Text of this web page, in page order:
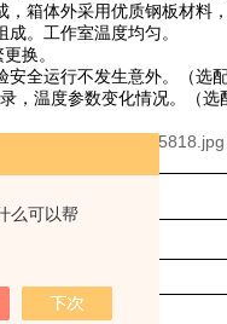
么可以帮
箱体外采用优质钢板材料
。工作室温度均匀。
换。
全运行不发生意外。（选配
，温度参数变化情况。（选
℃